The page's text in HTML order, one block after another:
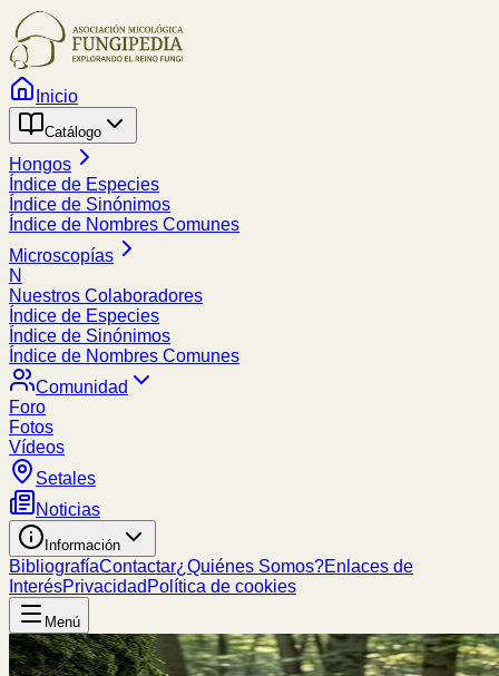
Inicio
Catálogo
Hongos
Índice de Especies
Índice de Sinónimos
Índice de Nombres Comunes
Microscopías
N
Nuestros Colaboradores
Índice de Especies
Índice de Sinónimos
Índice de Nombres Comunes
Comunidad
Foro
Fotos
Vídeos
Setales
Noticias
Información
BibliografíaContactar¿Quiénes Somos?Enlaces de
InterésPrivacidad Política de cookies
Menú